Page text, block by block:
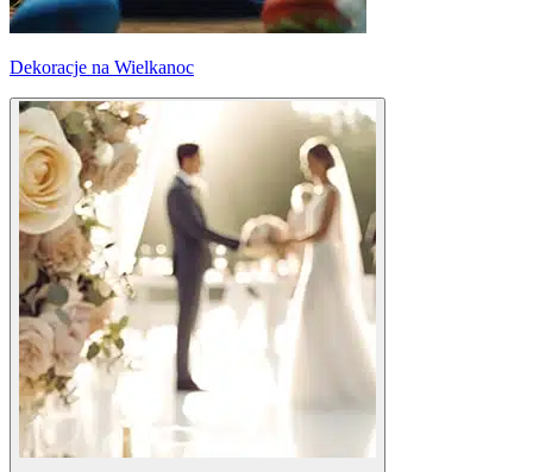
Dekoracje na Wielkanoc